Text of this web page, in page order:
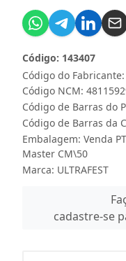
Código do
Código: 143407
Código NCM:
Código de Barras do
Código de Barras da
Embalagem: Venda
Master CM\50
Marca: ULTRAFEST
cadastre-se